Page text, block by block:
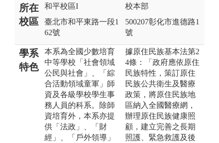
所在
校區
和平校區I
臺北市和平東路一段1
62號
校本部
500207彰化市進德路1
號
學系
特色
本系為全國少數培育
中等學校「社會領域
公民與社會」、「綜
合活動領域童軍」師
資及各級學校學生事
務人員的科系。除師
資培育外，本系亦提
供「法政」、「財
經」、「戶外領導」
據原住民族基本法第2
4條：「政府應依原住
民族特性，策訂原住
民族公共衛生及醫療
政策，將原住民族地
區納入全國醫療網，
辦理原住民族健康照
顧，建立完善之長期
照護、緊急救護及後